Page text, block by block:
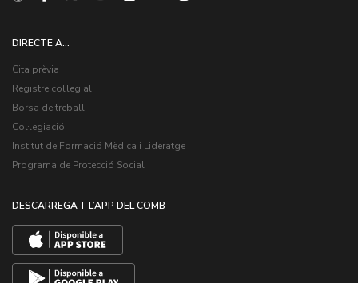
DIRECTE A...
Cita prèvia
Registre col·legial
Borsa de treball
Col·legiació
Institut de Formació Mèdica i Lideratge
Programa de Protecció Social
DESCARREGA’T L’APP DEL COMB